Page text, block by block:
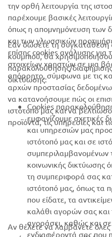
ΕΤΑΙΡΕΊΑ
B2B
ΠΕΡΙΣΣΌΤΕΡΑ YAMAHA
SUPPORT
ΕΝΗΜΕΡΩΤΙΚΟ ΔΕΛΤΙΟ
Γίνετε ο πρώτος που θα μάθετε
ειδικές εκδηλώσεις, τις νέες
την ορθή λειτουργία της
παρέχουμε βασικές
όπως η απομνημόνευση των
και των γλωσσικών
επίσης cookies ανάλυσης για
στοιχείων χρηστών σε μια
απόρρητο, σύμφωνα με τις
αρχών προστασίας
να κατανοήσουμε πώς οι
ιστότοπό μας και να
προϊόντα, τις υπηρεσίες και
Εάν δώσετε τη
κουμπιού, θα
παρακολούθησης/
δικτύωσης:
Cookies
εμφανίζουμε σχετικές
και υπηρεσιών μας
ιστότοπό μας και σε
κοινωνικής δικτύωσης
τη συμπεριφορά σας
ιστότοπό μας, όπως τα
που είδατε, τα
καλάθι αγορών σας και
αγοράσει, καθώς και σε
ενδιαφέροντά σας που
Αν θέλετε να λαμβάνετε όλες